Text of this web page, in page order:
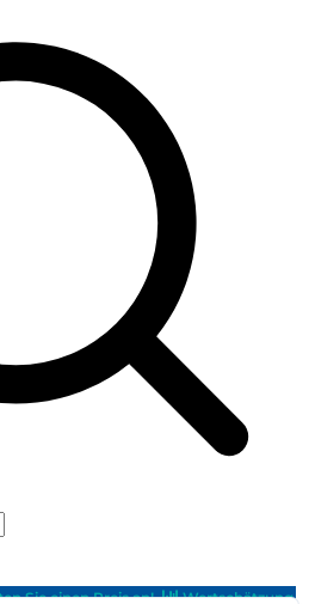
Sie einen Preis an!
Wertschätzung